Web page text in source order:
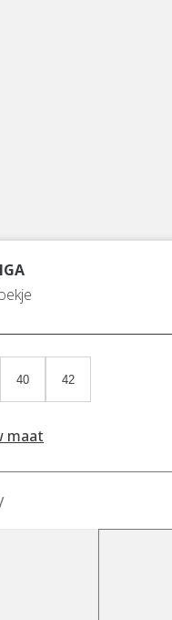
40 42
maat